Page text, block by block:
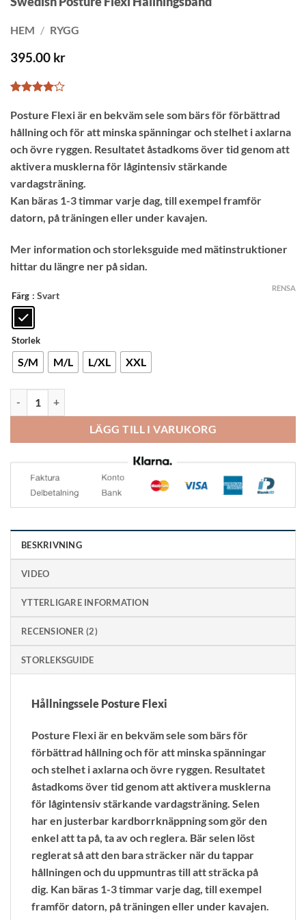
HEM / RYGG
395.00 kr
4av 5
på
kundrecensioner
Posture Flexi är en bekväm sele som bärs för förbättrad
hållning och för att minska spänningar och stelhet i axlarna
och övre ryggen. Resultatet åstadkoms över tid genom att
aktivera musklerna för lågintensiv stärkande
vardagsträning.
Kan bäras 1-3 timmar varje dag, till exempel framför
datorn, på träningen eller under kavajen.
Mer information och storleksguide med mätinstruktioner
hittar du längre ner på sidan.
Färg : Svart
Storlek
S/M M/L L/XL XXL
RENSA
LÄGG TILL I VARUKORG
BESKRIVNING
VIDEO
YTTERLIGARE INFORMATION
RECENSIONER (2)
STORLEKSGUIDE
Hållningssele Posture Flexi
Posture Flexi är en bekväm sele som bärs för
förbättrad hållning och för att minska spänningar
och stelhet i axlarna och övre ryggen. Resultatet
åstadkoms över tid genom att aktivera musklerna
för lågintensiv stärkande vardagsträning. Selen
har en justerbar kardborrknäppning som gör den
enkel att ta på, ta av och reglera. Bär selen löst
reglerat så att den bara sträcker när du tappar
hållningen och du uppmuntras till att sträcka på
dig. Kan bäras 1-3 timmar varje dag, till exempel
framför datorn, på träningen eller under kavajen.